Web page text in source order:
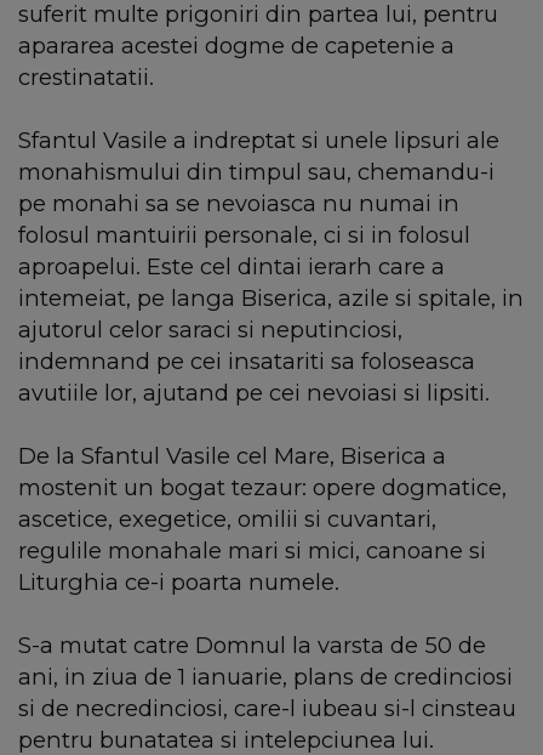
suferit multe prigoniri din partea lui, pentru
apararea acestei dogme de capetenie a
crestinatatii.
Sfantul Vasile a indreptat si unele lipsuri ale
monahismului din timpul sau, chemandu-i
pe monahi sa se nevoiasca nu numai in
folosul mantuirii personale, ci si in folosul
aproapelui. Este cel dintai ierarh care a
intemeiat, pe langa Biserica, azile si spitale, in
ajutorul celor saraci si neputinciosi,
indemnand pe cei insatariti sa foloseasca
avutiile lor, ajutand pe cei nevoiasi si lipsiti.
De la Sfantul Vasile cel Mare, Biserica a
mostenit un bogat tezaur: opere dogmatice,
ascetice, exegetice, omilii si cuvantari,
regulile monahale mari si mici, canoane si
Liturghia ce-i poarta numele.
S-a mutat catre Domnul la varsta de 50 de
ani, in ziua de 1 ianuarie, plans de credinciosi
si de necredinciosi, care-l iubeau si-l cinsteau
pentru bunatatea si intelepciunea lui.